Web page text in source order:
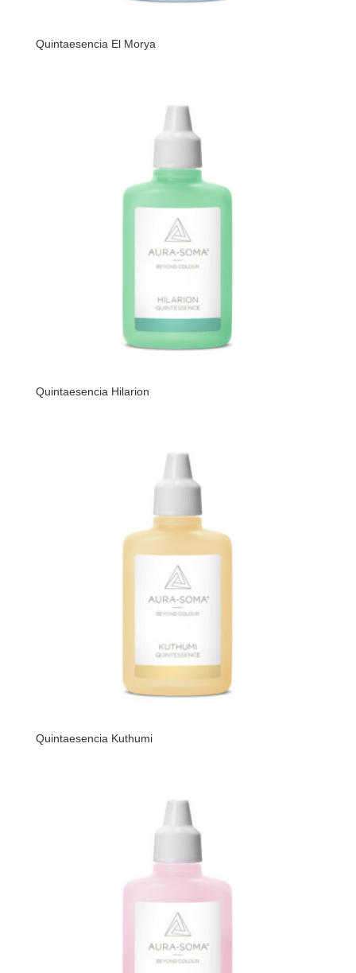
Quintaesencia El Morya
Quintaesencia Hilarion
Quintaesencia Kuthumi